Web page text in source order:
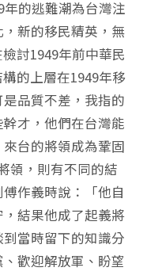
的逃難潮為台灣注
新的移民精英，無
討1949年前中華民
的上層在1949年移
品質不差，我指的
才，他們在台灣能
台的將領成為鞏固
領，則有不同的結
作義時說：「他自
結果他成了起義將
當時留下的知識分
歡迎解放軍、盼望